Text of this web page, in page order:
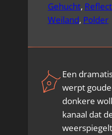
Gehucht,
Weiland, Polder
Een
werpt
donkere
kanaal dat